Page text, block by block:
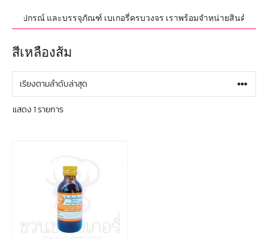
บ,อุปกรณ์ และบรรจุภัณฑ์ เบเกอรี่ครบวงจร เราพร้อมจำหน่ายสินค้าไม่
สีเหลืองส้ม
แสดง 1 รายการ